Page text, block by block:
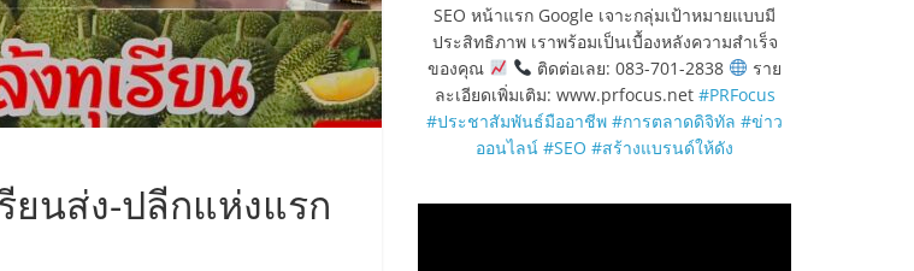
ยนส่ง-ปลีกแห่งแรก
SEO หน้าแรก Google เจาะกลุ่มเป้าหมายแบบมี
ประสิทธิภาพ เราพร้อมเป็นเบื้องหลังความสำเร็จ
ของคุณ
ติดต่อเลย: 083-701-2838
ราย
ละเอียดเพิ่มเติม: www.prfocus.net #PRFocus
#ประชาสัมพันธ์มืออาชีพ #การตลาดดิจิทัล #ข่าว
ออนไลน์ #SEO #สร้างแบรนด์ให้ดัง